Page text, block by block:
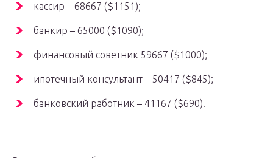
кассир – 68667 ($1151);
банкир – 65000 ($1090);
финансовый советник 59667 ($1000);
ипотечный консультант – 50417 ($845);
банковский работник – 41167 ($690).